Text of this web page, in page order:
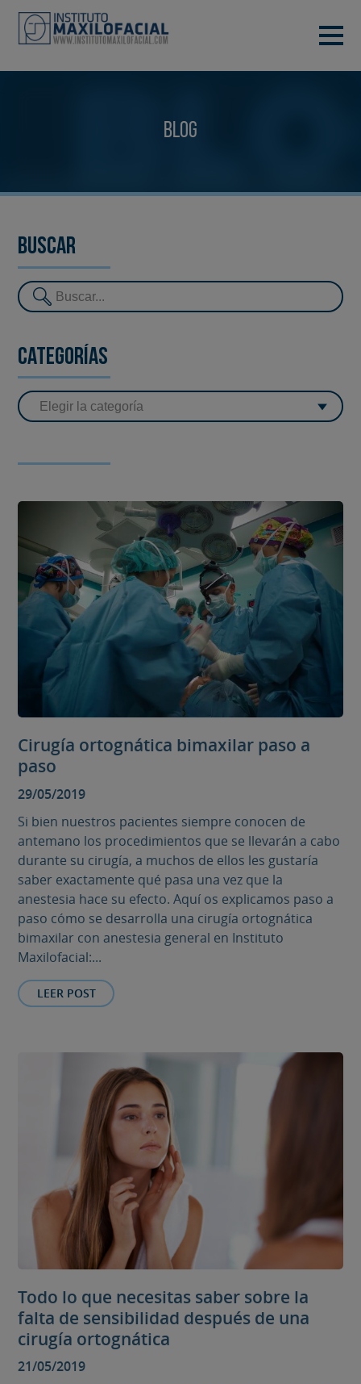
Blog
Buscar
Categorías
Cirugía ortognática bimaxilar paso a
paso
29/05/2019
Si bien nuestros pacientes siempre conocen de
antemano los procedimientos que se llevarán a cabo
durante su cirugía, a muchos de ellos les gustaría
saber exactamente qué pasa una vez que la
anestesia hace su efecto. Aquí os explicamos paso a
paso cómo se desarrolla una cirugía ortognática
bimaxilar con anestesia general en Instituto
Maxilofacial:...
LEER POST
Todo lo que necesitas saber sobre la
falta de sensibilidad después de una
cirugía ortognática
21/05/2019